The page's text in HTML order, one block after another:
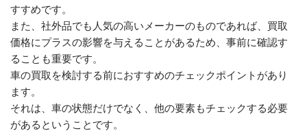
すすめです。
また、社外品でも人気の高いメーカーのものであれば、買取
価格にプラスの影響を与えることがあるため、事前に確認す
ることも重要です。
車の買取を検討する前におすすめのチェックポイントがあり
ます。
それは、車の状態だけでなく、他の要素もチェックする必要
があるということです。